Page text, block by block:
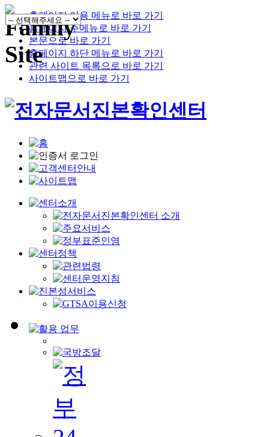
홈페이지 이용 메뉴로 바로 가기
홈페이지 주메뉴로 바로 가기
본문으로 바로 가기
홈페이지 하단 메뉴로 바로 가기
관련 사이트 목록으로 바로 가기
사이트맵으로 바로 가기